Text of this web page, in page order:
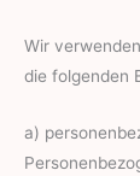
Wir
die folgenden
a)